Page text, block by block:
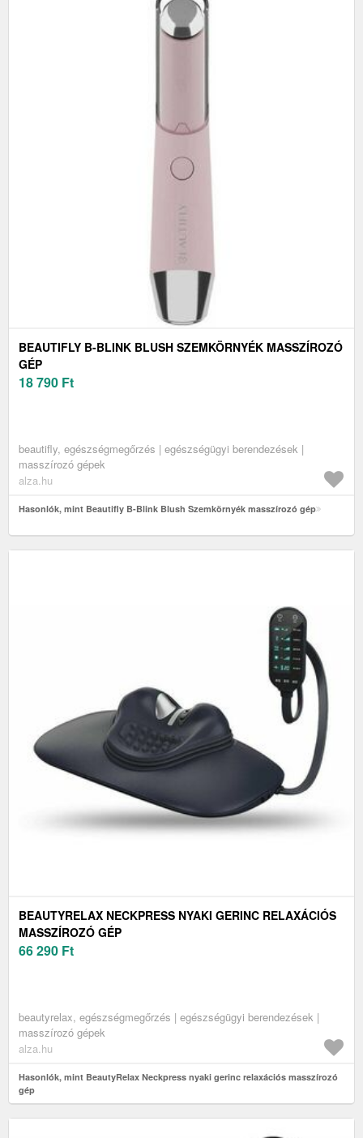
BEAUTIFLY B-BLINK BLUSH SZEMKÖRNYÉK MASSZÍROZÓ
GÉP
18 790 Ft
beautifly, egészségmegőrzés | egészségügyi berendezések |
masszírozó gépek
alza.hu
Hasonlók, mint Beautifly B-Blink Blush Szemkörnyék masszírozó gép
BEAUTYRELAX NECKPRESS NYAKI GERINC RELAXÁCIÓS
MASSZÍROZÓ GÉP
66 290 Ft
beautyrelax, egészségmegőrzés | egészségügyi berendezések |
masszírozó gépek
alza.hu
Hasonlók, mint BeautyRelax Neckpress nyaki gerinc relaxációs masszírozó
gép